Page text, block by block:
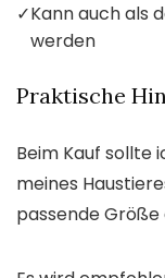
✓Kann auch als
werden
Praktische
Beim Kauf sollte
meines
passende Größe